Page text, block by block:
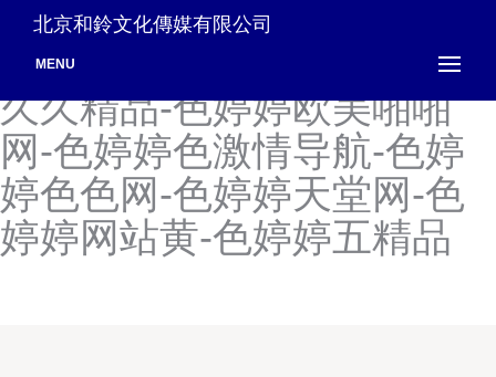
色婷婷激情基地-色婷婷久久
爱-色婷婷久久国产-色婷婷
久久精品-色婷婷欧美啪啪
网-色婷婷色激情导航-色婷
婷色色网-色婷婷天堂网-色
婷婷网站黄-色婷婷五精品
北京和鈴文化傳媒有限公司
MENU